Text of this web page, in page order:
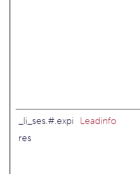
_li_ses.#.expi
res
Leadinfo